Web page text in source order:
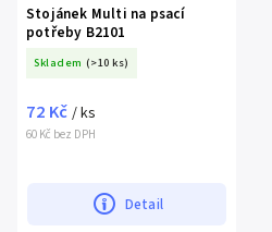
Stojánek Multi na psací
potřeby B2101
Skladem (>10 ks)
60 Kč bez DPH
72 Kč / ks
Detail